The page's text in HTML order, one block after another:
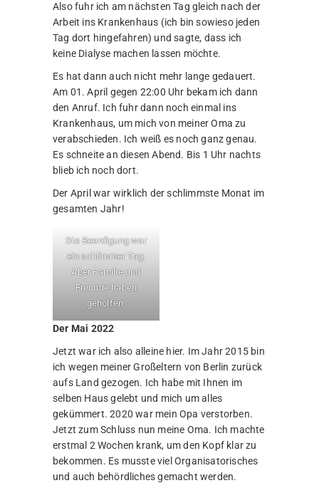
Also fuhr ich am nächsten Tag gleich nach der
Arbeit ins Krankenhaus (ich bin sowieso jeden
Tag dort hingefahren) und sagte, dass ich
keine Dialyse machen lassen möchte.
Es hat dann auch nicht mehr lange gedauert.
Am 01. April gegen 22:00 Uhr bekam ich dann
den Anruf. Ich fuhr dann noch einmal ins
Krankenhaus, um mich von meiner Oma zu
verabschieden. Ich weiß es noch ganz genau.
Es schneite an diesen Abend. Bis 1 Uhr nachts
blieb ich noch dort.
Der April war wirklich der schlimmste Monat im
gesamten Jahr!
Die Beerdigung war
ein schlimmer Tag.
Aber Familie und
Freunde haben
geholfen.
Der Mai 2022
Jetzt war ich also alleine hier. Im Jahr 2015 bin
ich wegen meiner Großeltern von Berlin zurück
aufs Land gezogen. Ich habe mit Ihnen im
selben Haus gelebt und mich um alles
gekümmert. 2020 war mein Opa verstorben.
Jetzt zum Schluss nun meine Oma. Ich machte
erstmal 2 Wochen krank, um den Kopf klar zu
bekommen. Es musste viel Organisatorisches
und auch behördliches gemacht werden.